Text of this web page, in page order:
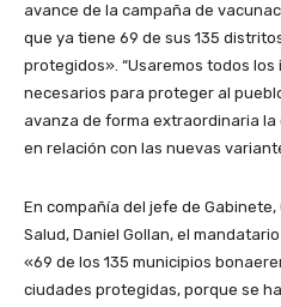
avance de la campaña de
que ya tiene 69 de sus 135
protegidos». “Usaremos todos
necesarios para proteger al
avanza de forma extraordinaria la
en relación con las nuevas
En compañía del jefe de
Salud, Daniel Gollan, el
«69 de los 135 municipios
ciudades protegidas, porque se